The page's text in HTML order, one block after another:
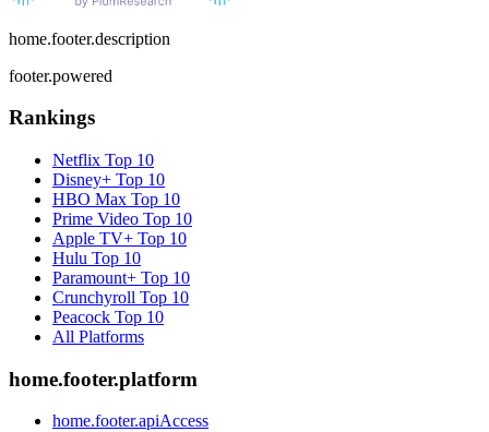
home.footer.description
footer.powered
Rankings
Netflix Top 10
Disney+ Top 10
HBO Max Top 10
Prime Video Top 10
Apple TV+ Top 10
Hulu Top 10
Paramount+ Top 10
Crunchyroll Top 10
Peacock Top 10
All Platforms
home.footer.platform
home.footer.apiAccess